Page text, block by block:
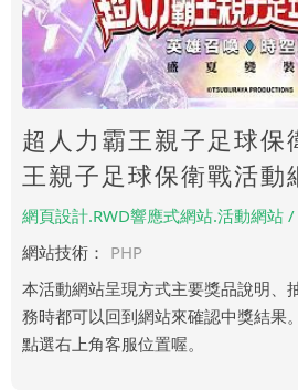
超人力霸王親子足球保
王親子足球保衛戰活動
網頁設計.RWD響應式網站.活動網站
網站技術： PHP
本活動網站呈現方式主要獎品說明、
務時都可以回到網站來確認中獎結果
點選右上角客服位置喔。